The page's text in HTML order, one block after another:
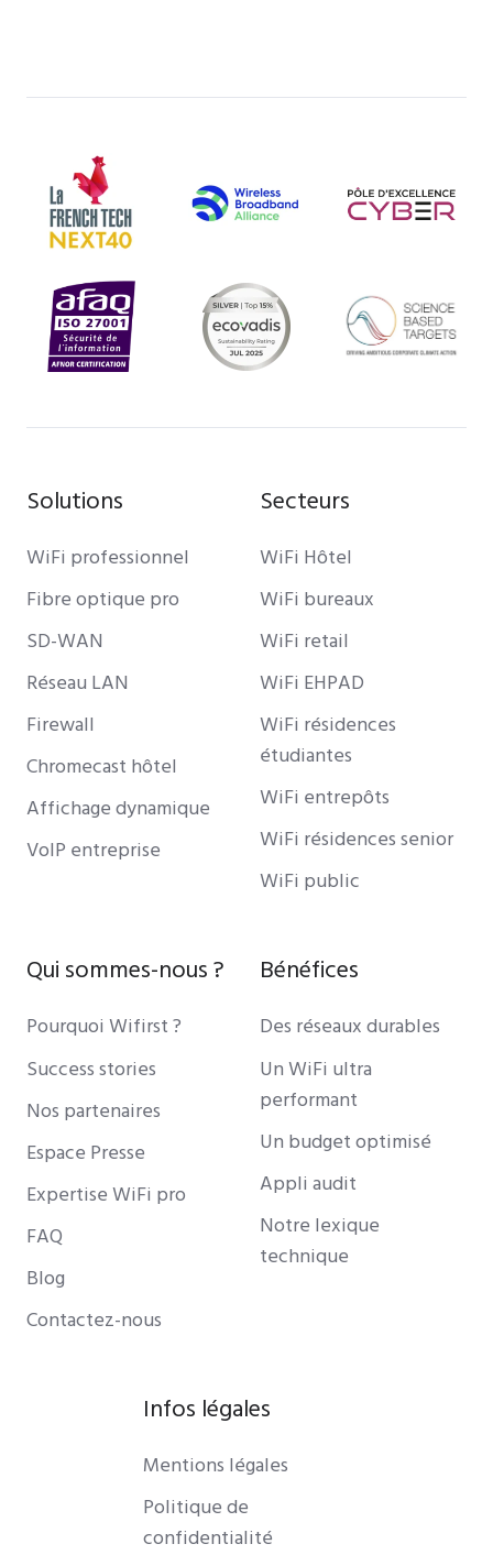
Solutions
WiFi professionnel
Fibre optique pro
SD-WAN
Réseau LAN
Firewall
Chromecast hôtel
Affichage dynamique
VoIP entreprise
Secteurs
WiFi Hôtel
WiFi bureaux
WiFi retail
WiFi EHPAD
WiFi résidences
étudiantes
WiFi entrepôts
WiFi résidences senior
WiFi public
Qui sommes-nous ?
Pourquoi Wifirst ?
Success stories
Nos partenaires
Espace Presse
Expertise WiFi pro
FAQ
Blog
Contactez-nous
Bénéfices
Des réseaux durables
Un WiFi ultra
performant
Un budget optimisé
Appli audit
Notre lexique
technique
Infos légales
Mentions légales
Politique de
confidentialité